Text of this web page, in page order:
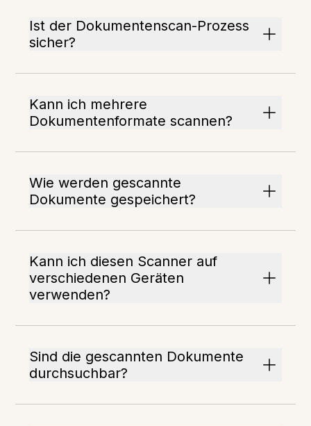
Ist der Dokumentenscan-Prozess
sicher?
Kann ich mehrere
Dokumentenformate scannen?
Wie werden gescannte
Dokumente gespeichert?
Kann ich diesen Scanner auf
verschiedenen Geräten
verwenden?
Sind die gescannten Dokumente
durchsuchbar?